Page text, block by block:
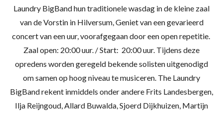
Laundry BigBand hun traditionele wasdag in de kleine zaal
van de Vorstin in Hilversum, Geniet van een gevarieerd
concert van een uur, voorafgegaan door een open repetitie.
Zaal open: 20:00 uur. / Start: 20:00 uur. Tijdens deze
opredens worden geregeld bekende solisten uitgenodigd
om samen op hoog niveau te musiceren. The Laundry
BigBand rekent inmiddels onder andere Frits Landesbergen,
Ilja Reijngoud, Allard Buwalda, Sjoerd Dijkhuizen, Martijn